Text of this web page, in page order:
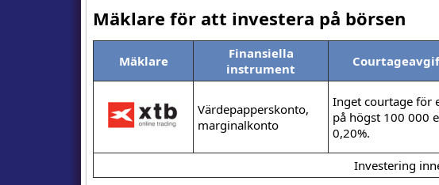
Mäklare för att investera på börsen
Mäklare
Finansiella
instrument
Värdepapperskonto,
marginalkonto
Inget courtage för
på högst 100 000
0,20%.
Investering